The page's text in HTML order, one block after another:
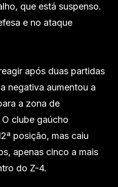
que está suspenso.
e no ataque
após duas partidas
negativa aumentou a
a zona de
clube gaúcho
posição, mas caiu
apenas cinco a mais
do Z-4.